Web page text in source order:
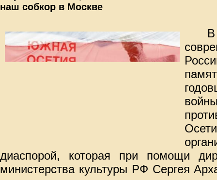
наш собкор в Москве
диаспорой, которая при помощи
министерства культуры РФ Сергея